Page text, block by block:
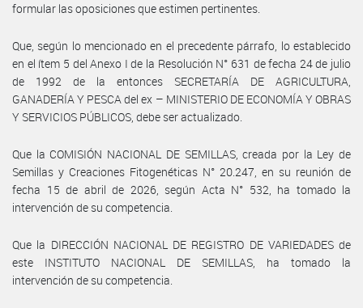
formular las oposiciones que estimen pertinentes.
Que, según lo mencionado en el precedente párrafo, lo establecido
en el ítem 5 del Anexo I de la Resolución N° 631 de fecha 24 de julio
de 1992 de la entonces SECRETARÍA DE AGRICULTURA,
GANADERÍA Y PESCA del ex – MINISTERIO DE ECONOMÍA Y OBRAS
Y SERVICIOS PÚBLICOS, debe ser actualizado.
Que la COMISIÓN NACIONAL DE SEMILLAS, creada por la Ley de
Semillas y Creaciones Fitogenéticas N° 20.247, en su reunión de
fecha 15 de abril de 2026, según Acta N° 532, ha tomado la
intervención de su competencia.
Que la DIRECCIÓN NACIONAL DE REGISTRO DE VARIEDADES de
este INSTITUTO NACIONAL DE SEMILLAS, ha tomado la
intervención de su competencia.